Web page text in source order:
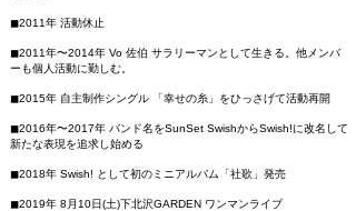
◼︎2011年 活動休止
◼︎2011年〜2014年 Vo 佐伯 サラリーマンとして生きる。他メンバ
ーも個人活動に勤しむ。
◼︎2015年 自主制作シングル 「幸せの糸」をひっさげて活動再開
◼︎2016年〜2017年 バンド名をSunSet SwishからSwish!に改名して
新たな表現を追求し始める
◼︎2018年 Swish! として初のミニアルバム「社歌」発売
◼︎2019年 8月10日(土)下北沢GARDEN ワンマンライブ